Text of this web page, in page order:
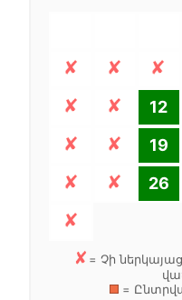
12
19
26
= Չի
=